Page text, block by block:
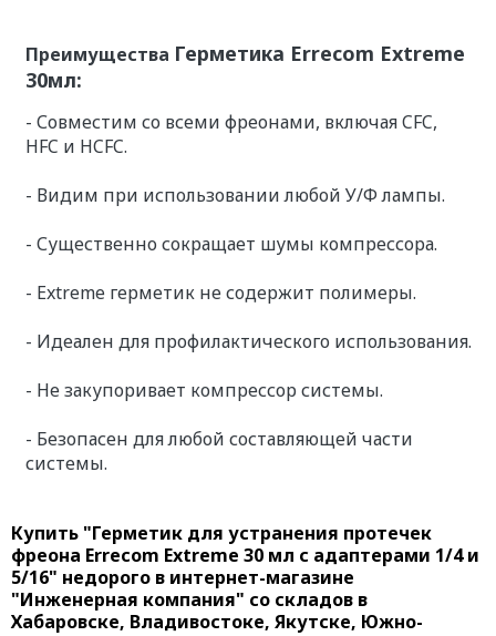
Преимущества Герметика Errecom Extreme
30мл:
- Совместим со всеми фреонами, включая CFC,
HFC и HCFC.
- Видим при использовании любой У/Ф лампы.
- Существенно сокращает шумы компрессора.
- Extreme герметик не содержит полимеры.
- Идеален для профилактического использования.
- Не закупоривает компрессор системы.
- Безопасен для любой составляющей части
системы.
Купить "Герметик для устранения протечек
фреона Errecom Extreme 30 мл с адаптерами 1/4 и
5/16" недорого в интернет-магазине
"Инженерная компания" со складов в
Хабаровске, Владивостоке, Якутске, Южно-